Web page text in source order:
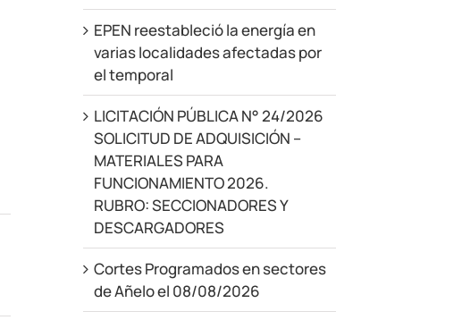
EPEN reestableció la energía en
varias localidades afectadas por
el temporal
LICITACIÓN PÚBLICA N° 24/2026
SOLICITUD DE ADQUISICIÓN –
MATERIALES PARA
FUNCIONAMIENTO 2026.
RUBRO: SECCIONADORES Y
DESCARGADORES
Cortes Programados en sectores
de Añelo el 08/08/2026